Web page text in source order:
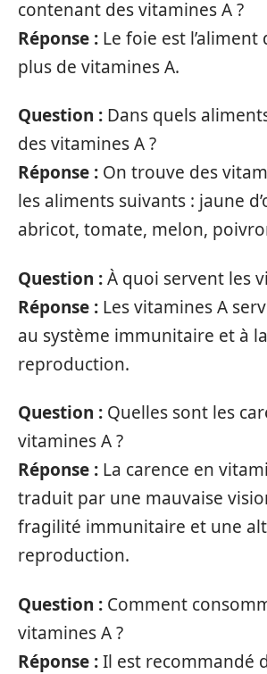
contenant des vitamines A ?
Réponse : Le foie est
plus de vitamines A.
Question : Dans quels
des vitamines A ?
Réponse : On trouve des
les aliments suivants : jaune
abricot, tomate, melon,
Question :À quoi servent les
Réponse : Les vitamines A
au système immunitaire et à la
reproduction.
Question : Quelles sont les
vitamines A ?
Réponse : La carence en
traduit par une mauvaise
fragilité immunitaire et une
reproduction.
Question : Comment
vitamines A ?
Réponse :Il est recommandé